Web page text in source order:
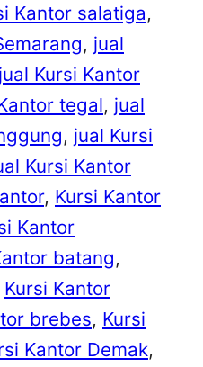
Kantor salatiga
, jual
jual Kursi Kantor
tegal, jual
, jual Kursi
Kursi Kantor
, Kursi Kantor
Kantor
batang
Kursi Kantor
brebes, Kursi
Kantor Demak